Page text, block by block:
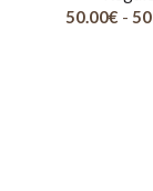
50.00€ -